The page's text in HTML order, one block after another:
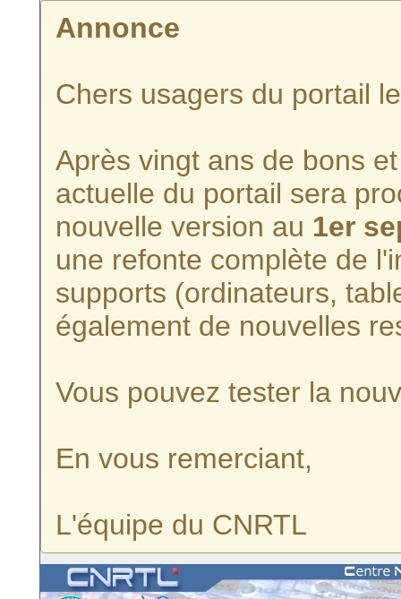
Annonce
Chers usagers du portail
Après vingt ans de bons
actuelle du portail sera
nouvelle version au 1er
une refonte complète de
supports (ordinateurs,
également de nouvelles
Vous pouvez tester la
En vous remerciant,
L'équipe du CNRTL